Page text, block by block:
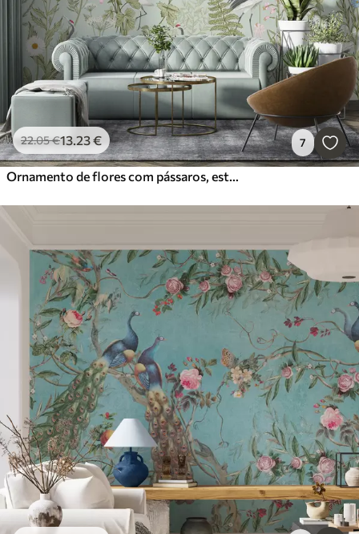
22.05€13.23€ 7
Ornamento de flores com pássaros, estilo rústico, botânico, prado, fundo azul